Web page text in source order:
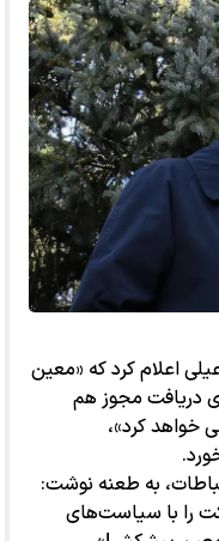
اعلام کرد که «معین
دریافت مجوز هم
خواهد کرد»،
به طعنه نوشت:
را با سیاست‌های